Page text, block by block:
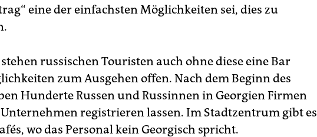
eine der einfachsten Möglichkeiten sei, dies zu
russischen Touristen auch ohne diese eine Bar
zum Ausgehen offen. Nach dem Beginn des
Hunderte Rus­sen und Russin­nen in Georgien Firmen
registrieren lassen. Im Stadtzentrum gibt es
wo das Personal kein Georgisch spricht.